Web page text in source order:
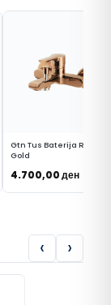
Gtn Tus Baterija Rose
Gold
4.700,00ден
ВО КОШНИЧКА
‹ ›